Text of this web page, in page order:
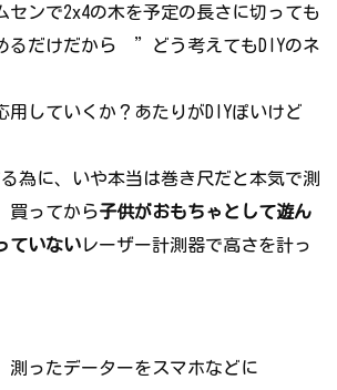
ンで2ⅹ4の木を予定の長さに切っても
るだけだから ”どう考えてもDIYのネ
用していくか？あたりがDIYぽいけど
為に、いや本当は巻き尺だと本気で測
買ってから子供がおもちゃとして遊ん
ていない レーザー計測器で高さを計っ
ったデーターをスマホなどに